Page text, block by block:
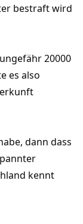
bestraft wird
20000
es also
dann dass
kennt